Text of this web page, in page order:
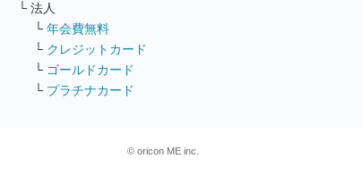
└ 法人
└ 年会費無料
└ クレジットカード
└ ゴールドカード
└ プラチナカード
© oricon ME inc.